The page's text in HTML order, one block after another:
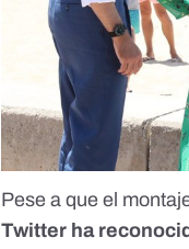
Pese a que el
Twitter ha